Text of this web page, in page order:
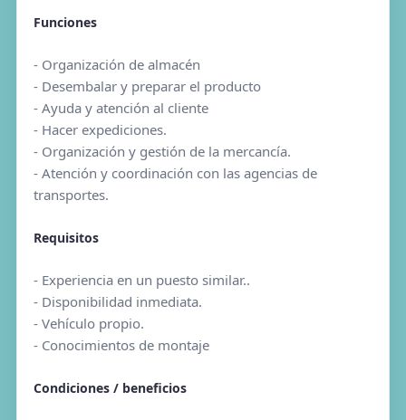
Funciones
- Organización de almacén
- Desembalar y preparar el producto
- Ayuda y atención al cliente
- Hacer expediciones.
- Organización y gestión de la mercancía.
- Atención y coordinación con las agencias de
transportes.
Requisitos
- Experiencia en un puesto similar..
- Disponibilidad inmediata.
- Vehículo propio.
- Conocimientos de montaje
Condiciones / beneficios